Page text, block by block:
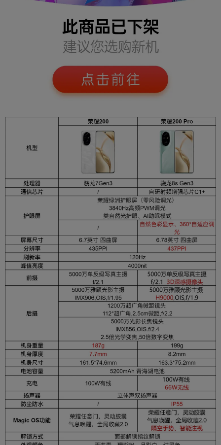
6.78英寸
FHD+ 2700*1224 像素
437PPI
OLED
4000nit
z）
系统与处理器
安卓（Android）
骁龙8s Gen3
处理器品牌 高通骁龙
核心数
CPU最高频率 3.0GHz
GPU型号 Adreno 735
网络
5G手机,4G手机,智能手机,双卡双待
5G网络,4G全网通,移动4G（TD-LTE）,联通4G
（TD/FDD-LTE）,电信4G（TD/FDD-LTE）,联通
3G（WCDMA）,移动2G/联通2G（GSM ）,电信
2G（CDMA）
SIM卡规格 两个Nano SIM卡
影像系统
后置摄像头像
素
5000万像素广角摄像头(f/1.9光圈，支持OIS光学
防抖) + 5000万像素长焦摄像头(f/2.4光圈，支持
OIS光学防抖) + 1200万像素超广角微距摄像头(f/
2.2光圈) ，支持自动对焦